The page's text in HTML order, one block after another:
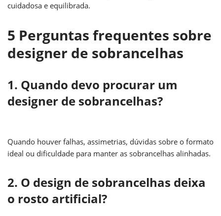
cuidadosa e equilibrada.
5 Perguntas frequentes sobre
designer de sobrancelhas
1. Quando devo procurar um
designer de sobrancelhas?
Quando houver falhas, assimetrias, dúvidas sobre o formato
ideal ou dificuldade para manter as sobrancelhas alinhadas.
2. O design de sobrancelhas deixa
o rosto artificial?